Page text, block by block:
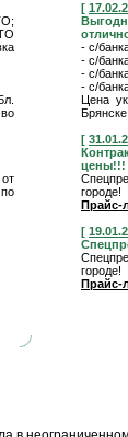
[
- с/
- с/
- с/
- с/
Цена
Брянске.
[
цены!!!
городе!
Прайс-
[
городе!
Прайс-